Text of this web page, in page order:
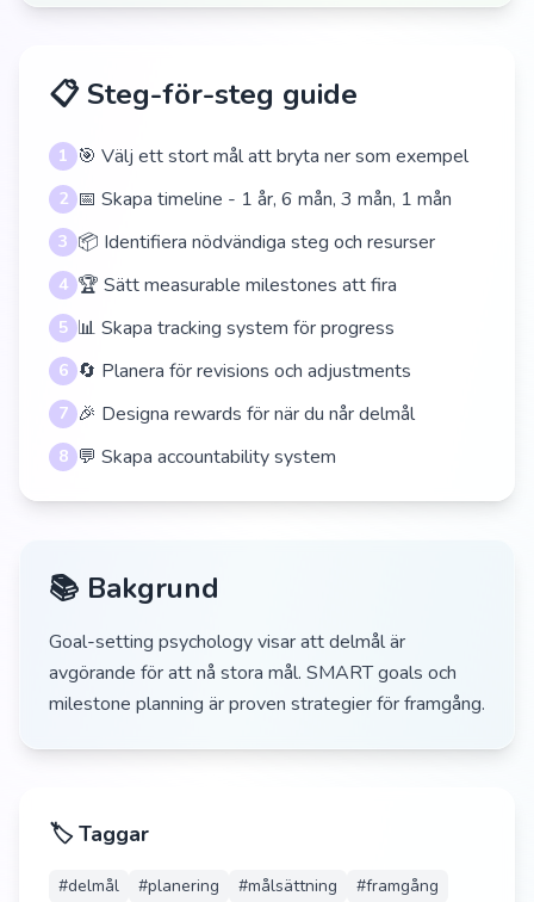
📋 Steg-för-steg guide
1 🎯 Välj ett stort mål att bryta ner som exempel
2 📅 Skapa timeline - 1 år, 6 mån, 3 mån, 1 mån
3 📦 Identifiera nödvändiga steg och resurser
4 🏆 Sätt measurable milestones att fira
5 📊 Skapa tracking system för progress
6 🔄 Planera för revisions och adjustments
7 🎉 Designa rewards för när du når delmål
8 💬 Skapa accountability system
📚 Bakgrund
Goal-setting psychology visar att delmål är
avgörande för att nå stora mål. SMART goals och
milestone planning är proven strategier för framgång.
🏷️ Taggar
#delmål #planering #målsättning #framgång